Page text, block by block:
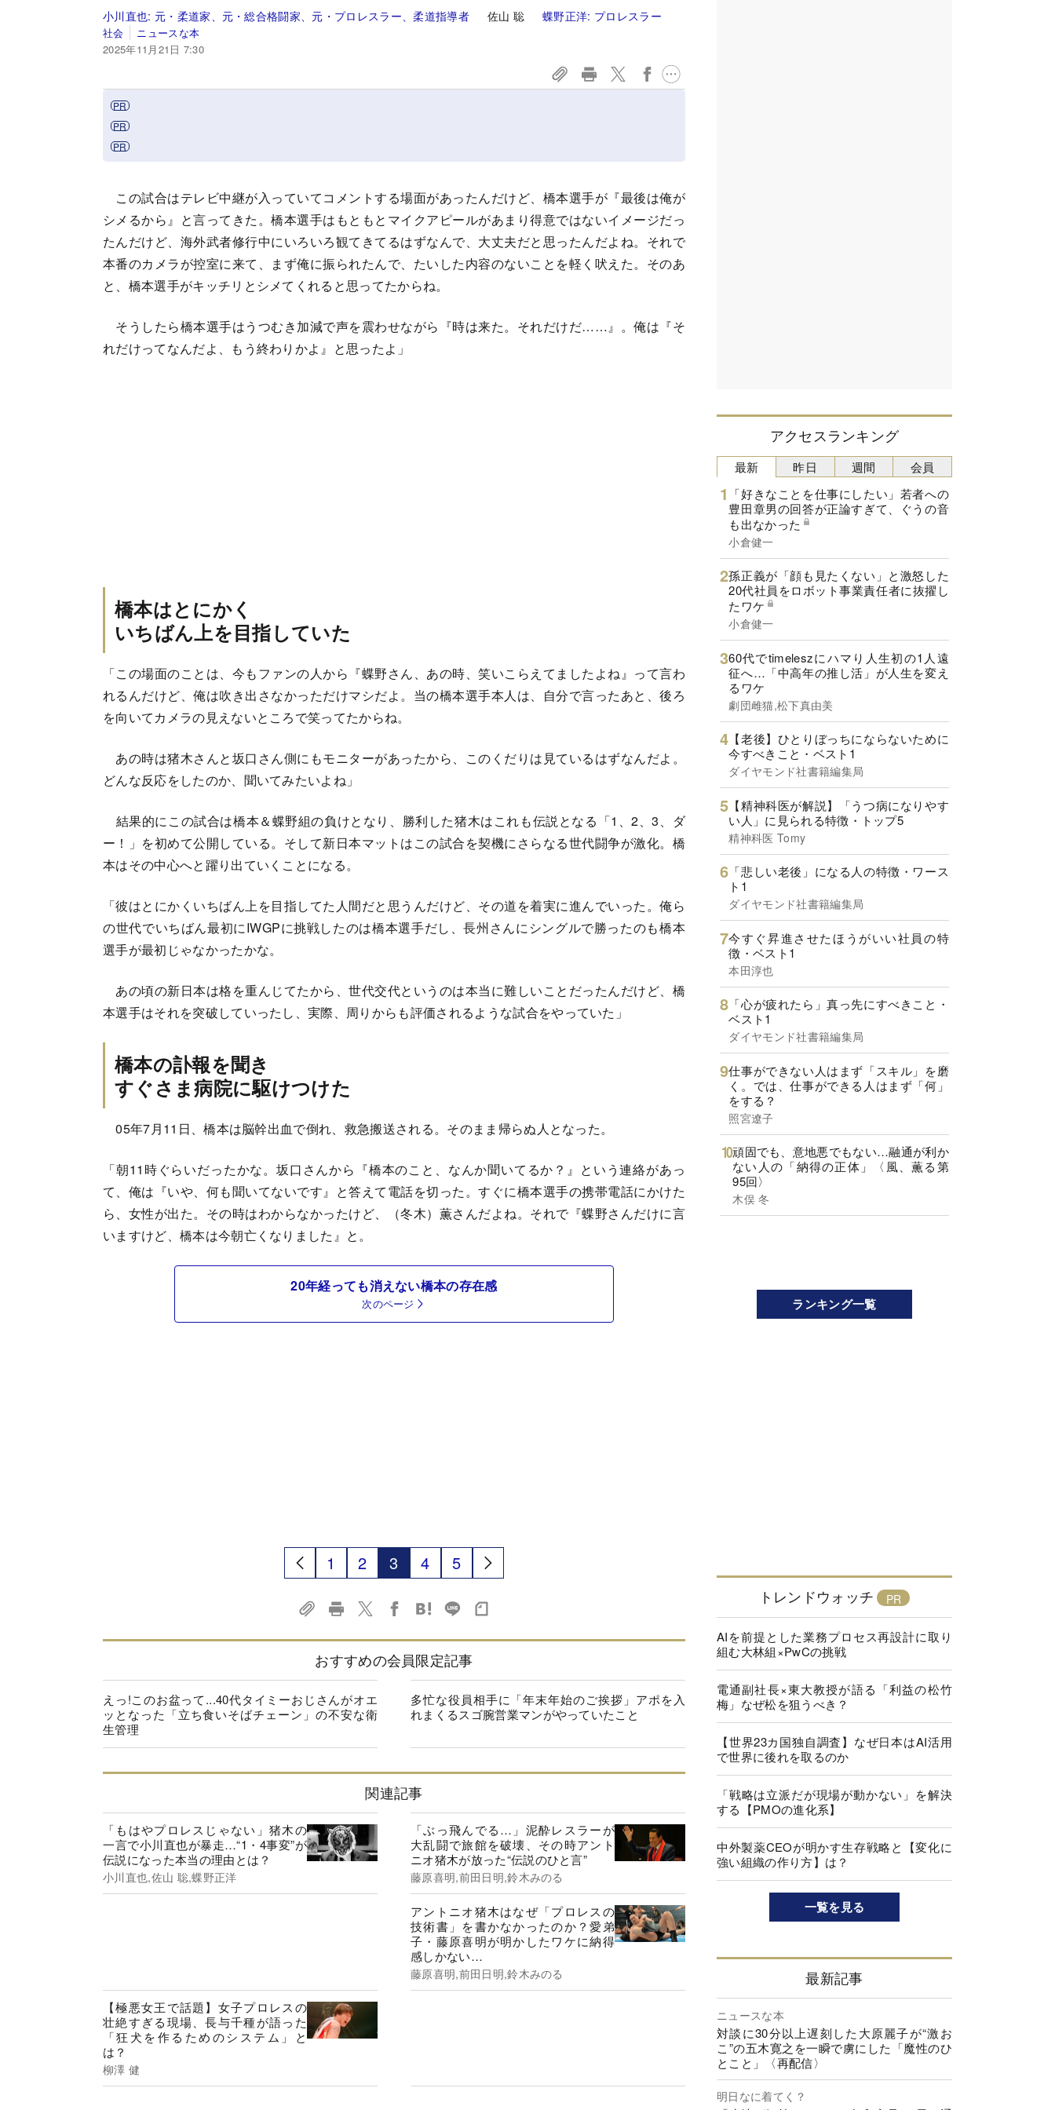
小川直也: 元・柔道家、元・総合格闘家、元・プロレスラー、柔道指導者 佐山 聡蝶野正洋: プロレスラー
社会
ニュースな本
2025年11月21日 7:30
この試合はテレビ中継が入っていてコメントする場面があったんだけど、橋本選手が『最後は俺が
シメるから』と言ってきた。橋本選手はもともとマイクアピールがあまり得意ではないイメージだっ
たんだけど、海外武者修行中にいろいろ観てきてるはずなんで、大丈夫だと思ったんだよね。それで
本番のカメラが控室に来て、まず俺に振られたんで、たいした内容のないことを軽く吠えた。そのあ
と、橋本選手がキッチリとシメてくれると思ってたからね。
そうしたら橋本選手はうつむき加減で声を震わせながら『時は来た。それだけだ……』。俺は『そ
れだけってなんだよ、もう終わりかよ』と思ったよ」
橋本はとにかく
いちばん上を目指していた
「この場面のことは、今もファンの人から『蝶野さん、あの時、笑いこらえてましたよね』って言わ
れるんだけど、俺は吹き出さなかっただけマシだよ。当の橋本選手本人は、自分で言ったあと、後ろ
を向いてカメラの見えないところで笑ってたからね。
あの時は猪木さんと坂口さん側にもモニターがあったから、このくだりは見ているはずなんだよ。
どんな反応をしたのか、聞いてみたいよね」
結果的にこの試合は橋本＆蝶野組の負けとなり、勝利した猪木はこれも伝説となる「1、2、3、ダ
ー！」を初めて公開している。そして新日本マットはこの試合を契機にさらなる世代闘争が激化。橋
本はその中心へと躍り出ていくことになる。
「彼はとにかくいちばん上を目指してた人間だと思うんだけど、その道を着実に進んでいった。俺ら
の世代でいちばん最初にIWGPに挑戦したのは橋本選手だし、長州さんにシングルで勝ったのも橋本
選手が最初じゃなかったかな。
あの頃の新日本は格を重んじてたから、世代交代というのは本当に難しいことだったんだけど、橋
本選手はそれを突破していったし、実際、周りからも評価されるような試合をやっていた」
橋本の訃報を聞き
すぐさま病院に駆けつけた
05年7月11日、橋本は脳幹出血で倒れ、救急搬送される。そのまま帰らぬ人となった。
「朝11時ぐらいだったかな。坂口さんから『橋本のこと、なんか聞いてるか？』という連絡があっ
て、俺は『いや、何も聞いてないです』と答えて電話を切った。すぐに橋本選手の携帯電話にかけた
ら、女性が出た。その時はわからなかったけど、（冬木）薫さんだよね。それで『蝶野さんだけに言
いますけど、橋本は今朝亡くなりました』と。
20年経っても消えない橋本の存在感
次のページ
1 2 3 4 5
おすすめの会員限定記事
えっ!このお盆って...40代タイミーおじさんがオエ
ッとなった「立ち食いそばチェーン」の不安な衛
生管理
多忙な役員相手に「年末年始のご挨拶」アポを入
れまくるスゴ腕営業マンがやっていたこと
関連記事
「もはやプロレスじゃない」猪木の
一言で小川直也が暴走…“1・4事変”が
伝説になった本当の理由とは？
小川直也,佐山 聡,蝶野正洋
「ぶっ飛んでる…」泥酔レスラーが
大乱闘で旅館を破壊、その時アント
ニオ猪木が放った“伝説のひと言”
藤原喜明,前田日明,鈴木みのる
アントニオ猪木はなぜ「プロレスの
技術書」を書かなかったのか？愛弟
子・藤原喜明が明かしたワケに納得
感しかない…
藤原喜明,前田日明,鈴木みのる
【極悪女王で話題】女子プロレスの
壮絶すぎる現場、長与千種が語った
「狂犬を作るためのシステム」と
は？
柳澤 健
アクセスランキング
最新
「好きなことを仕事にしたい」若者への
豊田章男の回答が正論すぎて、ぐうの音
も出なかった
小倉健一
孫正義が「顔も見たくない」と激怒した
20代社員をロボット事業責任者に抜擢し
たワケ
小倉健一
60代でtimeleszにハマり人生初の1人遠
征へ…「中高年の推し活」が人生を変え
るワケ
劇団雌猫,松下真由美
【老後】ひとりぼっちにならないために
今すべきこと・ベスト1
ダイヤモンド社書籍編集局
【精神科医が解説】「うつ病になりやす
い人」に見られる特徴・トップ5
精神科医 Tomy
「悲しい老後」になる人の特徴・ワース
ト1
ダイヤモンド社書籍編集局
今すぐ昇進させたほうがいい社員の特
徴・ベスト1
本田淳也
「心が疲れたら」真っ先にすべきこと・
ベスト1
ダイヤモンド社書籍編集局
仕事ができない人はまず「スキル」を磨
く。では、仕事ができる人はまず「何」
をする？
照宮遼子
頑固でも、意地悪でもない…融通が利か
ない人の「納得の正体」〈風、薫る第
95回〉
木俣 冬
昨日 週間 会員
ランキング一覧
トレンドウォッチ
AIを前提とした業務プロセス再設計に取り
組む大林組×PwCの挑戦
電通副社長×東大教授が語る「利益の松竹
梅」なぜ松を狙うべき？
【世界23カ国独自調査】なぜ日本はAI活用
で世界に後れを取るのか
「戦略は立派だが現場が動かない」を解決
する【PMOの進化系】
中外製薬CEOが明かす生存戦略と【変化に
強い組織の作り方】は？
一覧を見る
最新記事
ニュースな本
対談に30分以上遅刻した大原麗子が“激お
こ”の五木寛之を一瞬で虜にした「魔性のひ
とこと」〈再配信〉
明日なに着てく？